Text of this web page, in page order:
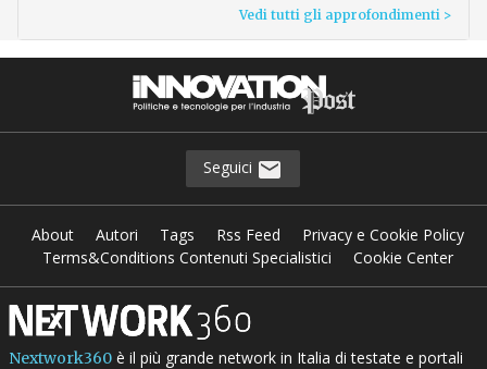
Vedi tutti gli approfondimenti >
Seguici
About Autori Tags Rss Feed
Privacy e Cookie Policy
Terms&Conditions Contenuti Specialistici
Cookie Center
Nextwork360è il più grande network in Italia di testate e portali